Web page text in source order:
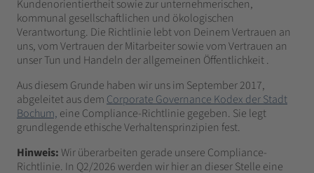
Kundenorientiertheit sowie zur unternehmerischen,
kommunal gesellschaftlichen und ökologischen
Verantwortung. Die Richtlinie lebt von Deinem Vertrauen an
uns, vom Vertrauen der Mitarbeiter sowie vom Vertrauen an
unser Tun und Handeln der allgemeinen Öffentlichkeit .
Aus diesem Grunde haben wir uns im September 2017,
abgeleitet aus dem Corporate Governance Kodex der Stadt
Bochum, eine Compliance-Richtlinie gegeben. Sie legt
grundlegende ethische Verhaltensprinzipien fest.
Hinweis:Wir überarbeiten gerade unsere Compliance-
Richtlinie. In Q2/2026 werden wir hier an dieser Stelle eine